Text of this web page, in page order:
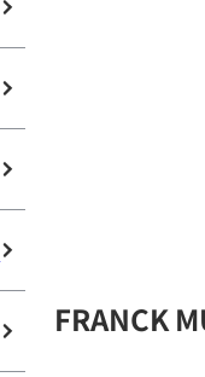
FRANCK